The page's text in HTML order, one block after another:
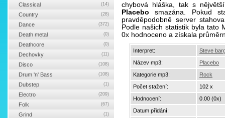
chybová hláška, tak s
Placebo smazána. Pokud
pravděpodobně server
Podle našich statistik byla tato
0x hodnoceno a získala
Interpret:
Steve
Název mp3:
Placebo
Kategorie mp3:
Rock
Počet stažení:
102 x
Hodnocení:
0.00 (0x)
Datum přidání:
Classical (14)
Country (28)
Dance (372)
Death metal (0)
Deathcore (0)
Dechovky (11)
Disco (108)
Drum 'n' Bass (108)
Dubstep (1)
Electro (209)
Folk (67)
Grind (1)